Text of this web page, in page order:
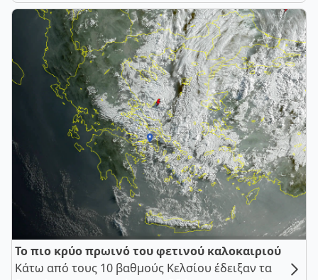
Το πιο κρύο πρωινό του φετινού καλοκαιριού
Κάτω από τους 10 βαθμούς Κελσίου έδειξαν τα